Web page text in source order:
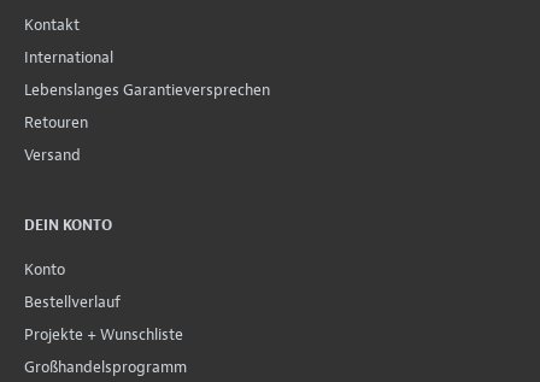
Kontakt
International
Lebenslanges Garantieversprechen
Retouren
Versand
DEIN KONTO
Konto
Bestellverlauf
Projekte + Wunschliste
Großhandelsprogramm